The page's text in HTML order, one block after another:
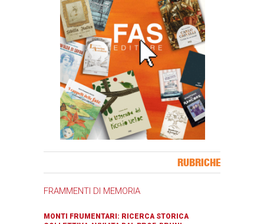
RUBRICHE
FRAMMENTI DI MEMORIA
MONTI FRUMENTARI: RICERCA STORICA